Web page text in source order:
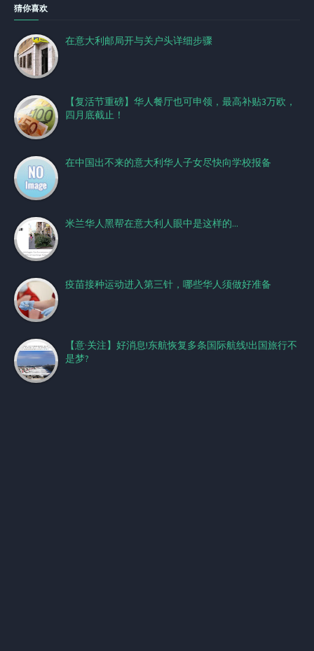
猜你喜欢
在意大利邮局开与关户头详细步骤
【复活节重磅】华人餐厅也可申领，最高补贴3万欧，
四月底截止！
在中国出不来的意大利华人子女尽快向学校报备
米兰华人黑帮在意大利人眼中是这样的...
疫苗接种运动进入第三针，哪些华人须做好准备
【意·关注】好消息!东航恢复多条国际航线!出国旅行不
是梦?